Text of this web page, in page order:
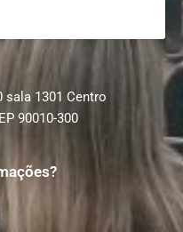
sala 1301 Centro
90010-300